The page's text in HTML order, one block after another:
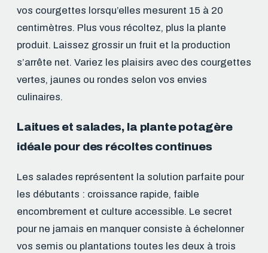
vos courgettes lorsqu’elles mesurent 15 à 20
centimètres. Plus vous récoltez, plus la plante
produit. Laissez grossir un fruit et la production
s’arrête net. Variez les plaisirs avec des courgettes
vertes, jaunes ou rondes selon vos envies
culinaires.
Laitues et salades, la plante potagère
idéale pour des récoltes continues
Les salades représentent la solution parfaite pour
les débutants : croissance rapide, faible
encombrement et culture accessible. Le secret
pour ne jamais en manquer consiste à échelonner
vos semis ou plantations toutes les deux à trois